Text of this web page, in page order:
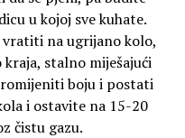
u kojoj sve kuhate.
vratiti na ugrijano kolo,
stalno miješajući
boju i postati
i ostavite na 15-20
čistu gazu.